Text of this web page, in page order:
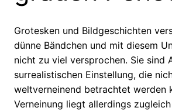
Grotesken und Bildgeschichten
dünne Bändchen und mit diesem
nicht zu viel versprochen. Sie sind
surrealistischen Einstellung, die
weltverneinend betrachtet werden
Verneinung liegt allerdings